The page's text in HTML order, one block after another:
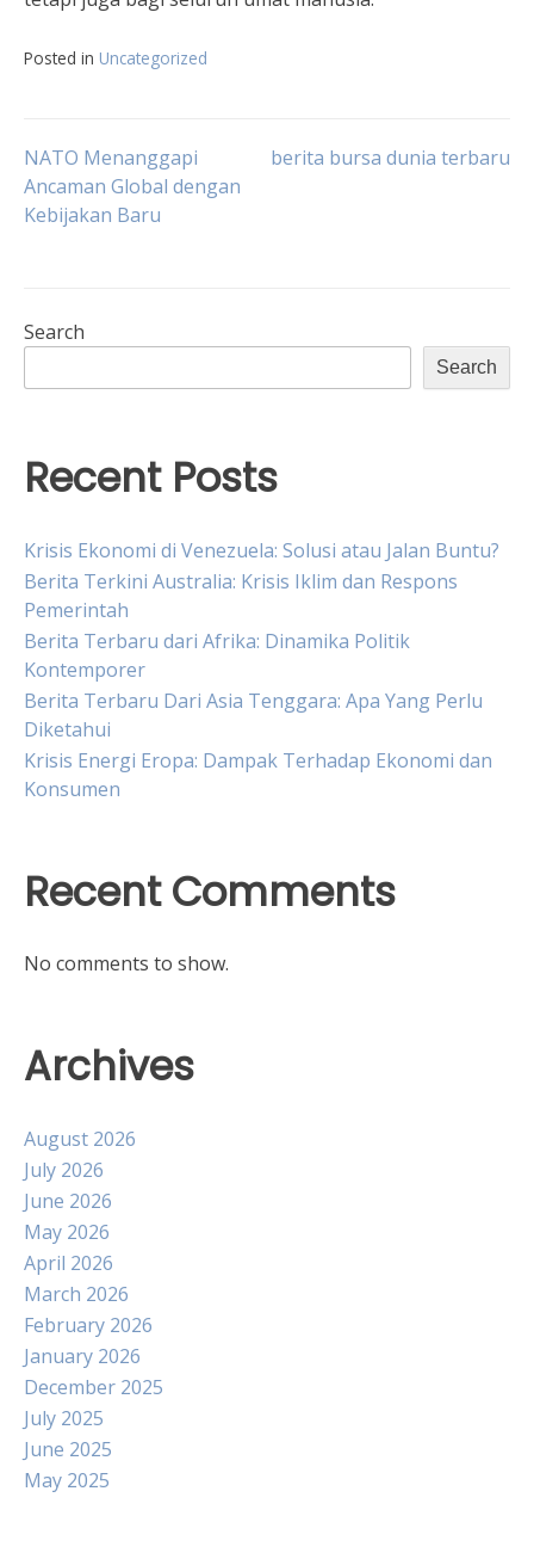
Posted in Uncategorized
Post
navigation
NATO Menanggapi
Ancaman Global dengan
Kebijakan Baru
berita bursa dunia terbaru
Search
Search
Recent Posts
Krisis Ekonomi di Venezuela: Solusi atau Jalan Buntu?
Berita Terkini Australia: Krisis Iklim dan Respons
Pemerintah
Berita Terbaru dari Afrika: Dinamika Politik
Kontemporer
Berita Terbaru Dari Asia Tenggara: Apa Yang Perlu
Diketahui
Krisis Energi Eropa: Dampak Terhadap Ekonomi dan
Konsumen
Recent Comments
No comments to show.
Archives
August 2026
July 2026
June 2026
May 2026
April 2026
March 2026
February 2026
January 2026
December 2025
July 2025
June 2025
May 2025